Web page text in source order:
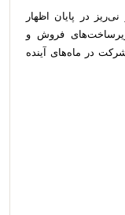
در پایان اظهار
زیرساخت‌های فروش و
در ماه‌های آینده